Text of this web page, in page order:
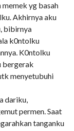
memek yg basah
Akhirnya aku
bibirnya
k0ntolku
K0ntolku
bergerak
menyetubuhi
dariku,
permen. Saat
tanganku